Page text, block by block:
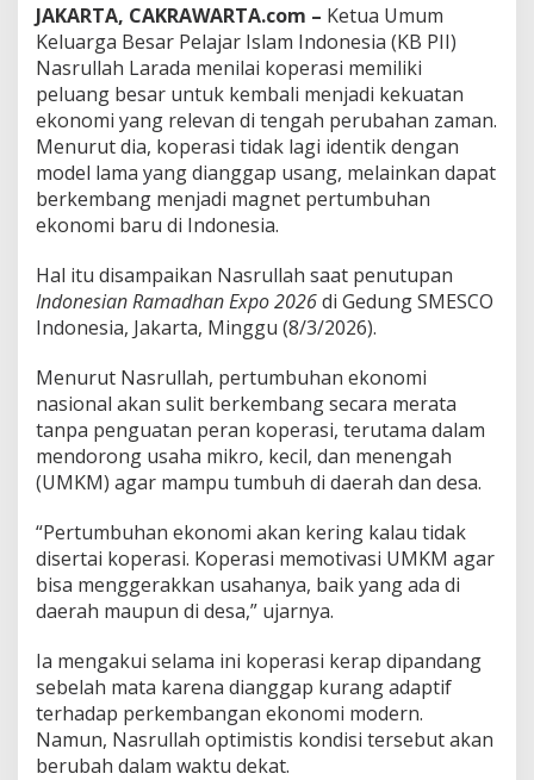
i
n
J
a
d
i
M
a
g
e
E
k
o
m
i
B
a
u
JAKARTA, CAKRAWARTA.com – Ketua Umum
Keluarga Besar Pelajar Islam Indonesia (KB PII)
Nasrullah Larada menilai koperasi memiliki
peluang besar untuk kembali menjadi kekuatan
ekonomi yang relevan di tengah perubahan zaman.
Menurut dia, koperasi tidak lagi identik dengan
model lama yang dianggap usang, melainkan dapat
berkembang menjadi magnet pertumbuhan
ekonomi baru di Indonesia.
Hal itu disampaikan Nasrullah saat penutupan
Indonesian Ramadhan Expo 2026di Gedung SMESCO
Indonesia, Jakarta, Minggu (8/3/2026).
Menurut Nasrullah, pertumbuhan ekonomi
nasional akan sulit berkembang secara merata
tanpa penguatan peran koperasi, terutama dalam
mendorong usaha mikro, kecil, dan menengah
(UMKM) agar mampu tumbuh di daerah dan desa.
“Pertumbuhan ekonomi akan kering kalau tidak
disertai koperasi. Koperasi memotivasi UMKM agar
bisa menggerakkan usahanya, baik yang ada di
daerah maupun di desa,” ujarnya.
Ia mengakui selama ini koperasi kerap dipandang
sebelah mata karena dianggap kurang adaptif
terhadap perkembangan ekonomi modern.
Namun, Nasrullah optimistis kondisi tersebut akan
berubah dalam waktu dekat.